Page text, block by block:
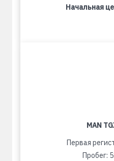
Начальная
MAN
Первая
Пробег: